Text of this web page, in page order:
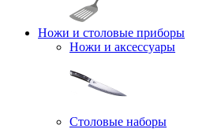
Ножи и столовые приборы
Ножи и аксессуары
Столовые наборы